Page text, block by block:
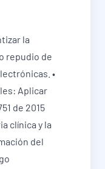
la
repudio de
•
Aplicar
de 2015
clínica y la
del